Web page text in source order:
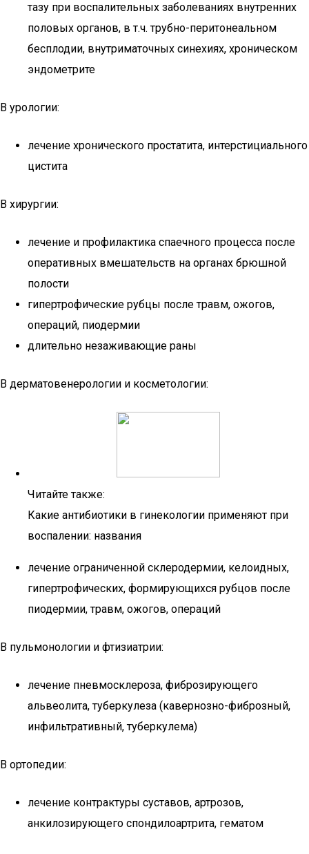
тазу при воспалительных заболеваниях внутренних
половых органов, в т.ч. трубно-перитонеальном
бесплодии, внутриматочных синехиях, хроническом
эндометрите
В урологии:
лечение хронического простатита, интерстициального
цистита
В хирургии:
лечение и профилактика спаечного процесса после
оперативных вмешательств на органах брюшной
полости
гипертрофические рубцы после травм, ожогов,
операций, пиодермии
длительно незаживающие раны
В дерматовенерологии и косметологии:
Читайте также:
Какие антибиотики в гинекологии применяют при
воспалении: названия
лечение ограниченной склеродермии, келоидных,
гипертрофических, формирующихся рубцов после
пиодермии, травм, ожогов, операций
В пульмонологии и фтизиатрии:
лечение пневмосклероза, фиброзирующего
альвеолита, туберкулеза (кавернозно-фиброзный,
инфильтративный, туберкулема)
В ортопедии:
лечение контрактуры суставов, артрозов,
анкилозирующего спондилоартрита, гематом